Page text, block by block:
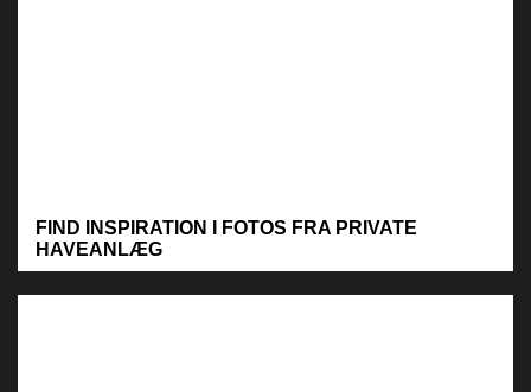
FIND INSPIRATION I FOTOS FRA PRIVATE
HAVEANLÆG